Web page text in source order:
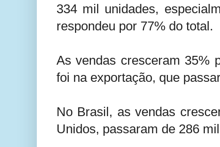
334 mil unidades,
respondeu por 77% do total.
As vendas cresceram 35%
foi na exportação, que
No Brasil, as vendas
Unidos, passaram de 286